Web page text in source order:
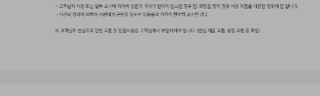
한정수량으로 준비한 사은품 이벤트
놓치지마세요!